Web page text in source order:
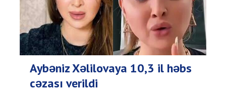
Aybəniz Xəlilovaya 10,3 il həbs
cəzası verildi